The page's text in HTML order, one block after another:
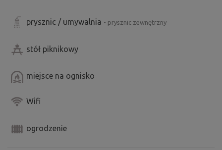
prysznic / umywalnia - prysznic zewnętrzny
stół piknikowy
miejsce na ognisko
Wifi
ogrodzenie